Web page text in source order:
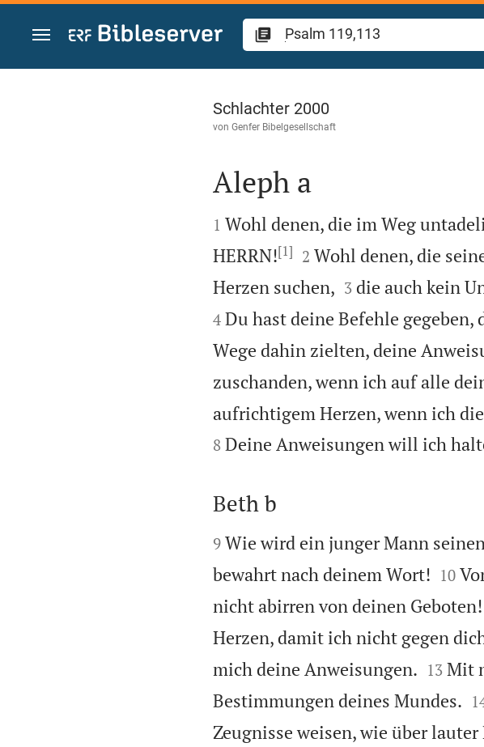
Zum Inhalt springen
Psalm 119
Schlachter 2000
von Genfer Bibelgesellschaft

Aleph a

1 Wohl denen, die im Weg
HERRN![1]
2 Wohl denen, die
Herzen suchen,
3 die auch kein
4 Du hast deine Befehle gegeben,
Wege dahin zielten, deine
zuschanden, wenn ich auf alle
aufrichtigem Herzen, wenn ich
8 Deine Anweisungen will ich

Beth b

9 Wie wird ein junger Mann
bewahrt nach deinem Wort!
10
nicht abirren von deinen Geboten!
Herzen, damit ich nicht gegen
mich deine Anweisungen.
13 Mit
Bestimmungen deines Mundes.
Zeugnisse weisen, wie über